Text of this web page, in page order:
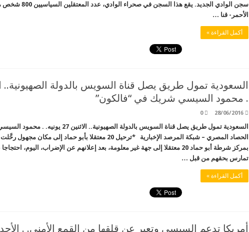
سجن الوادي الجديد. يقع هذا
الأحمر- قنا …
أكمل القراءة »
. محمود السيسي شريك في “فالكون”
28/06/2016
0
السعودية تمول طريق يصل قناة السويس بالدولة
الحصاد المصري – شبكة المرصد الإخبارية *ترحيل 20 معتقلا بأبو حماد
بمركز شرطة أبو حماد 20 معتقلا إلى جهة غير معلومة، بعد إعلانهم عن الإضراب، اليوم،
تمارس بحقهم من قبل …
أكمل القراءة »